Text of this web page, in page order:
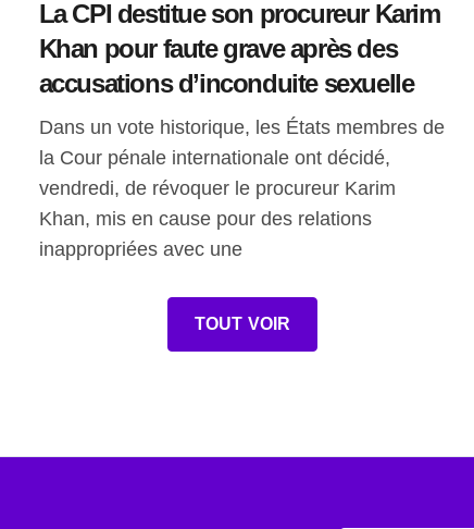
La CPI destitue son procureur Karim
Khan pour faute grave après des
accusations d’inconduite sexuelle
Dans un vote historique, les États membres de
la Cour pénale internationale ont décidé,
vendredi, de révoquer le procureur Karim
Khan, mis en cause pour des relations
inappropriées avec une
TOUT VOIR